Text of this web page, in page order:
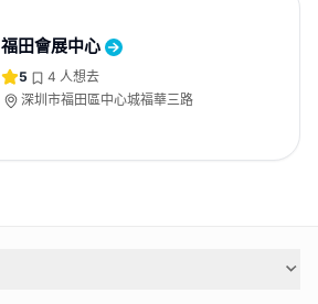
福田會展中心
5 4 人想去
深圳市福田區中心城福華三路